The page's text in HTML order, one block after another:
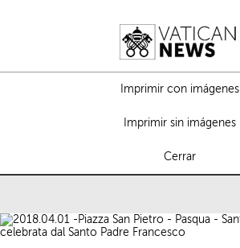
Imprimir con imágenes
Imprimir sin imágenes
Cerrar